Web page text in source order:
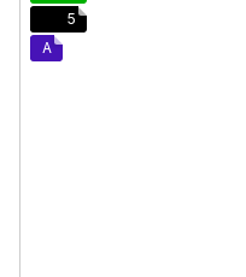
5
A